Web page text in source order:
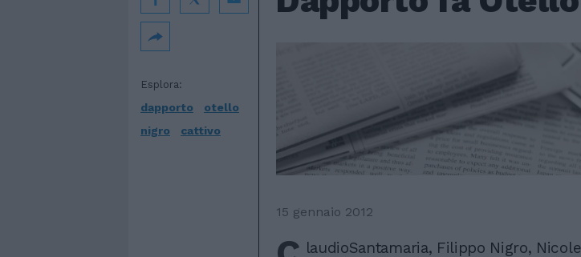
Esplora:
dapporto
otello
nigro
cattivo
15 gennaio 2012
laudioSantamaria, Filippo Nigro,